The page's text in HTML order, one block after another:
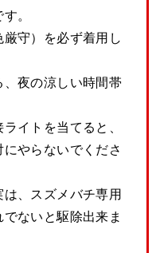
。
守）を必ず着用し
夜の涼しい時間帯
イトを当てると、
やらないでくださ
、スズメバチ専用
ないと駆除出来ま